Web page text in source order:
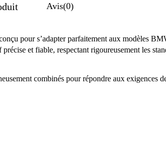
Avis(0)
pour s’adapter parfaitement aux modèles
et fiable, respectant rigoureusement les
combinés pour répondre aux exigences